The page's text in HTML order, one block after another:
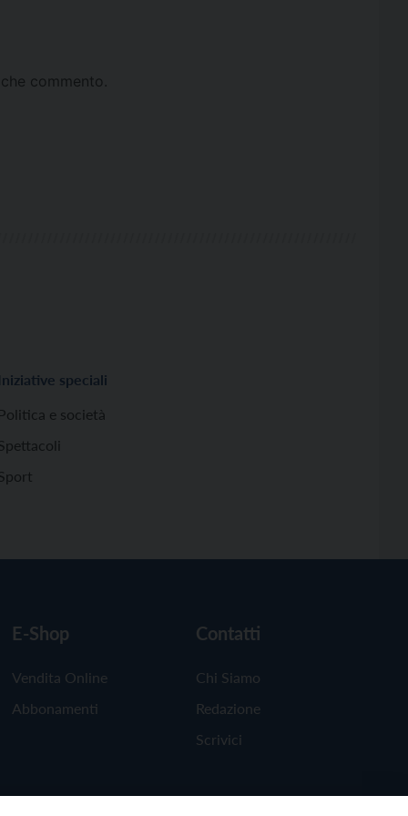
commento.
Iniziative speciali
Politica e società
E-Shop
Vendita Online
Abbonamenti
Contatti
Chi Siamo
Redazione
Scrivici